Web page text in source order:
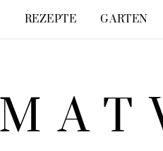
REZEPTE GARTEN